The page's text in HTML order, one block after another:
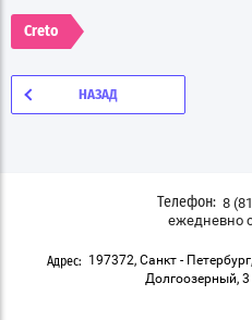
Creto
НАЗАД
Телефон: 8
ежедневно
Адрес:
197372, Санкт -
Долгоозерный,